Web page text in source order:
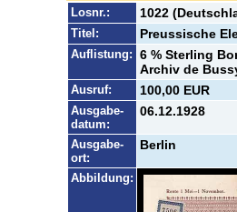
Losnr.:
1022
Titel: Preussische
Auflistung: 6 % Sterling
Archiv de
Ausruf: 100,00 EUR
Ausgabe-
datum:
06.12.1928
Ausgabe-
ort:
Berlin
Abbildung: